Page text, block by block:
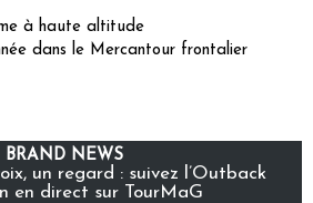
à haute altitude
dans le Mercantour frontalier
BRAND NEWS
un regard : suivez l’Outback
en direct sur TourMaG